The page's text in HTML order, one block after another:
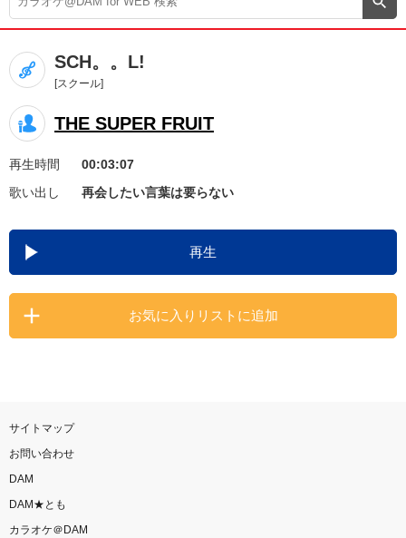
カラオケ＠DAM
ユーザー検索
キャンペーン
お知らせ よくあるご質問
DAMの新曲・ランキングなど
カラオケ最新情報をチェック！
SCH。。L!
[スクール]
THE SUPER FRUIT
再生時間
00:03:07
歌い出し
再会したい言葉は要らない
再生
お気に入りリストに追加
サイトマップ
お問い合わせ
DAM
DAM★とも
カラオケ＠DAM